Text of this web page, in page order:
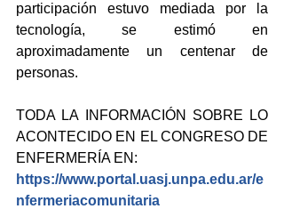
participación estuvo mediada por la
tecnología, se estimó en
aproximadamente un centenar de
personas.
TODA LA INFORMACIÓN SOBRE LO
ACONTECIDO EN EL CONGRESO DE
ENFERMERÍA EN:
https://www.portal.uasj.unpa.edu.ar/e
nfermeriacomunitaria​